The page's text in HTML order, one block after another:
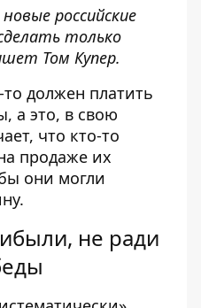
российские
только
Том Купер.
должен платить
а это, в свою
что кто-то
продаже их
они могли
не ради